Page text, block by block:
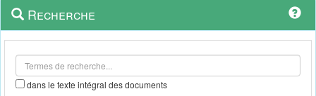
Navigation
outils
Menu
contextuel
Recherche
dans le texte intégral des documents